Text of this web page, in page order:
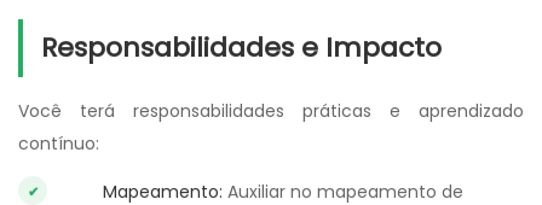
Responsabilidades e Impacto
Você terá responsabilidades práticas e aprendizado
contínuo:
Mapeamento: Auxiliar no mapeamento de